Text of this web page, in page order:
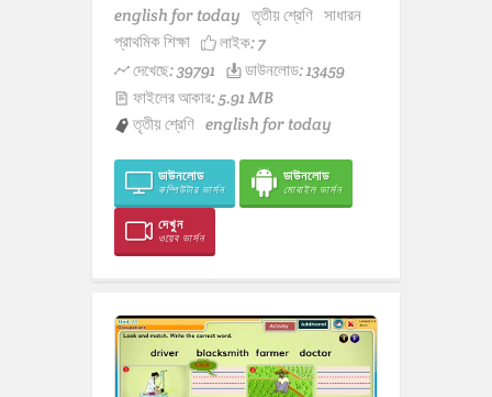
english for today তৃতীয় শ্রেণি সাধারন
প্রাথমিক শিক্ষা
লাইক:7
দেখেছে: 39791
ডাউনলোড: 13459
ফাইলের আকার: 5.91 MB
তৃতীয় শ্রেণি english for today
ডাউনলোড
কম্পিউটার ভার্সন
ডাউনলোড
মোবাইল ভার্সন
দেখুন
ওয়েব ভার্সন